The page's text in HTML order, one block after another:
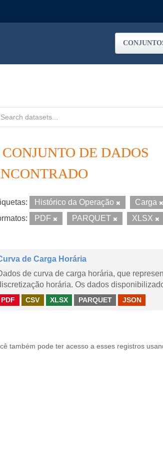
CONJUNTO DE DADOS
Histórico da Operação Carga
PDF PARQUET XLSX
de Carga Horária
de curva de carga horária, que
horária. Os dados
PDF CSV XLSX PARQUET JSON
também pode ter acesso a esses registros